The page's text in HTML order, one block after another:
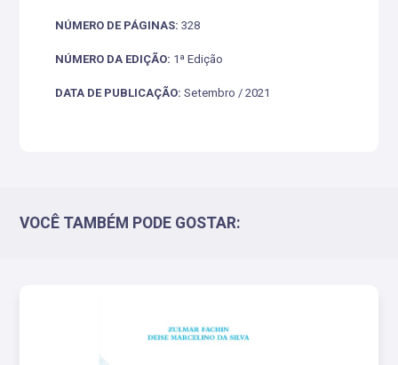
NÚMERO DE PÁGINAS: 328
NÚMERO DA EDIÇÃO: 1ª Edição
DATA DE PUBLICAÇÃO: Setembro / 2021
VOCÊ TAMBÉM PODE GOSTAR: